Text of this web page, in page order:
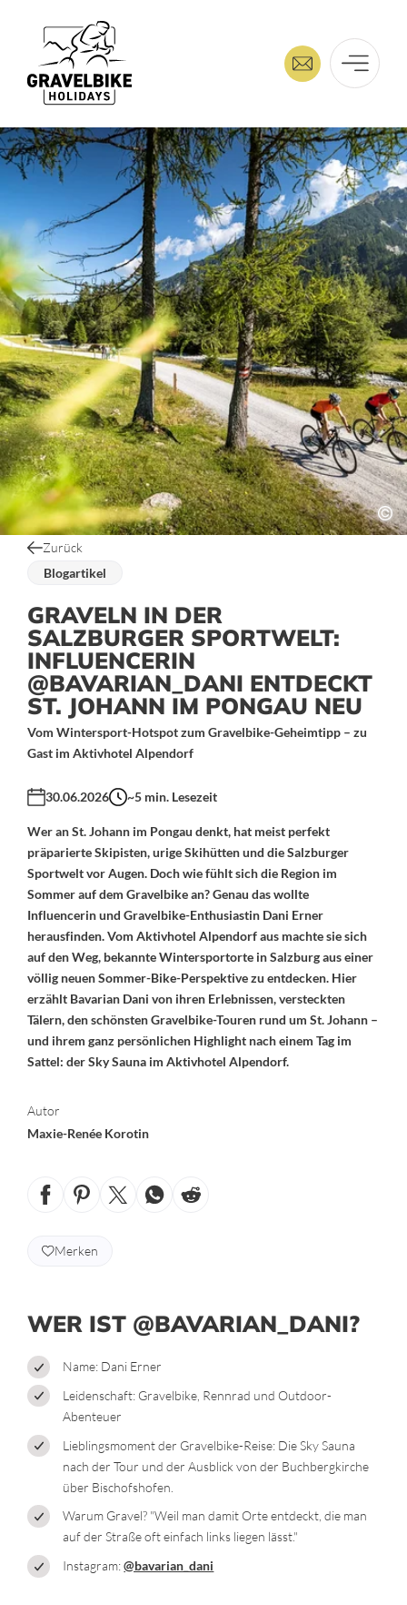
Zurück
Blogartikel
GRAVELN IN DER
SALZBURGER SPORTWELT:
INFLUENCERIN
@BAVARIAN_DANI ENTDECKT
ST. JOHANN IM PONGAU NEU
Vom Wintersport-Hotspot zum Gravelbike-Geheimtipp – zu
Gast im Aktivhotel Alpendorf
30.06.2026 ~5 min. Lesezeit
Wer an St. Johann im Pongau denkt, hat meist perfekt
präparierte Skipisten, urige Skihütten und die Salzburger
Sportwelt vor Augen. Doch wie fühlt sich die Region im
Sommer auf dem Gravelbike an? Genau das wollte
Influencerin und Gravelbike-Enthusiastin Dani Erner
herausfinden. Vom Aktivhotel Alpendorf aus machte sie sich
auf den Weg, bekannte Wintersportorte in Salzburg aus einer
völlig neuen Sommer-Bike-Perspektive zu entdecken. Hier
erzählt Bavarian Dani von ihren Erlebnissen, versteckten
Tälern, den schönsten Gravelbike-Touren rund um St. Johann –
und ihrem ganz persönlichen Highlight nach einem Tag im
Sattel: der Sky Sauna im Aktivhotel Alpendorf.
Autor
Maxie-Renée Korotin
Merken
WER IST @BAVARIAN_DANI?
Name: Dani Erner
Leidenschaft: Gravelbike, Rennrad und Outdoor-
Abenteuer
Lieblingsmoment der Gravelbike-Reise: Die Sky Sauna
nach der Tour und der Ausblick von der Buchbergkirche
über Bischofshofen.
Warum Gravel? "Weil man damit Orte entdeckt, die man
auf der Straße oft einfach links liegen lässt."
Instagram:@bavarian_dani